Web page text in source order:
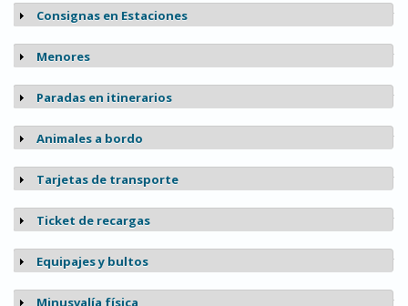
Mostrar
Consignas en Estaciones
Mostrar
Menores
Mostrar
Paradas en itinerarios
Mostrar
Animales a bordo
Mostrar
Tarjetas de transporte
Mostrar
Ticket de recargas
Mostrar
Equipajes y bultos
Mostrar
Minusvalía física